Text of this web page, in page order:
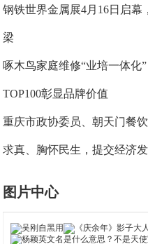
钢铁世界金属展4月16日启幕
梁
啄木鸟家庭维修“业培一体化
TOP100彰显品牌价值
重庆市政协委员、朝天门餐
求真、胸怀民生，提交经济
图片中心